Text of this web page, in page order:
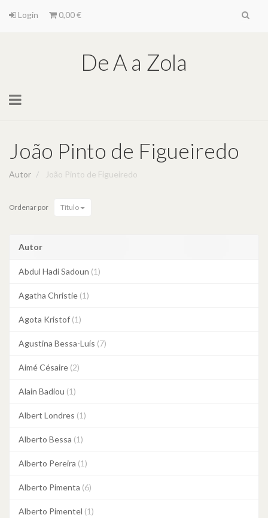
Login 0,00 €
De A a Zola
Toggle
João Pinto de Figueiredo
Autor João Pinto de Figueiredo
Ordenar por Título
Autor
Abdul Hadi Sadoun (1)
Agatha Christie (1)
Agota Kristof (1)
Agustina Bessa-Luís (7)
Aimé Césaire (2)
Alain Badiou (1)
Albert Londres (1)
Alberto Bessa (1)
Alberto Pereira (1)
Alberto Pimenta (6)
Alberto Pimentel (1)